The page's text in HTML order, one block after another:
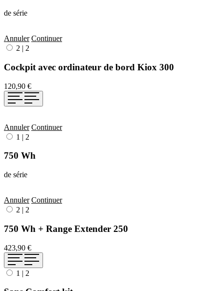
de série
Annuler Continuer
2 | 2
Cockpit avec ordinateur de bord Kiox 300
120,90 €
Annuler Continuer
1 | 2
750 Wh
de série
Annuler Continuer
2 | 2
750 Wh + Range Extender 250
423,90 €
1 | 2